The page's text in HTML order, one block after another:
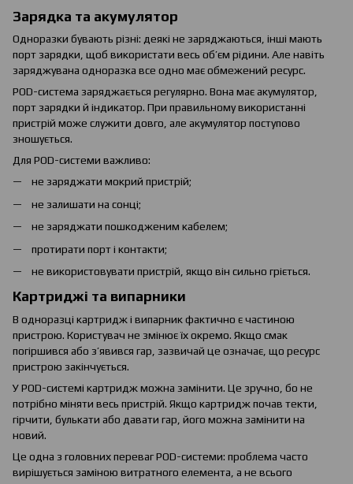
Зарядка та акумулятор
Одноразки бувають різні: деякі не заряджаються, інші мають
порт зарядки, щоб використати весь об’єм рідини. Але навіть
заряджувана одноразка все одно має обмежений ресурс.
POD-система заряджається регулярно. Вона має акумулятор,
порт зарядки й індикатор. При правильному використанні
пристрій може служити довго, але акумулятор поступово
зношується.
Для POD-системи важливо:
не заряджати мокрий пристрій;
не залишати на сонці;
не заряджати пошкодженим кабелем;
протирати порт і контакти;
не використовувати пристрій, якщо він сильно гріється.
Картриджі та випарники
В одноразці картридж і випарник фактично є частиною
пристрою. Користувач не змінює їх окремо. Якщо смак
погіршився або з’явився гар, зазвичай це означає, що ресурс
пристрою закінчується.
У POD-системі картридж можна замінити. Це зручно, бо не
потрібно міняти весь пристрій. Якщо картридж почав текти,
гірчити, булькати або давати гар, його можна замінити на
новий.
Це одна з головних переваг POD-системи: проблема часто
вирішується заміною витратного елемента, а не всього